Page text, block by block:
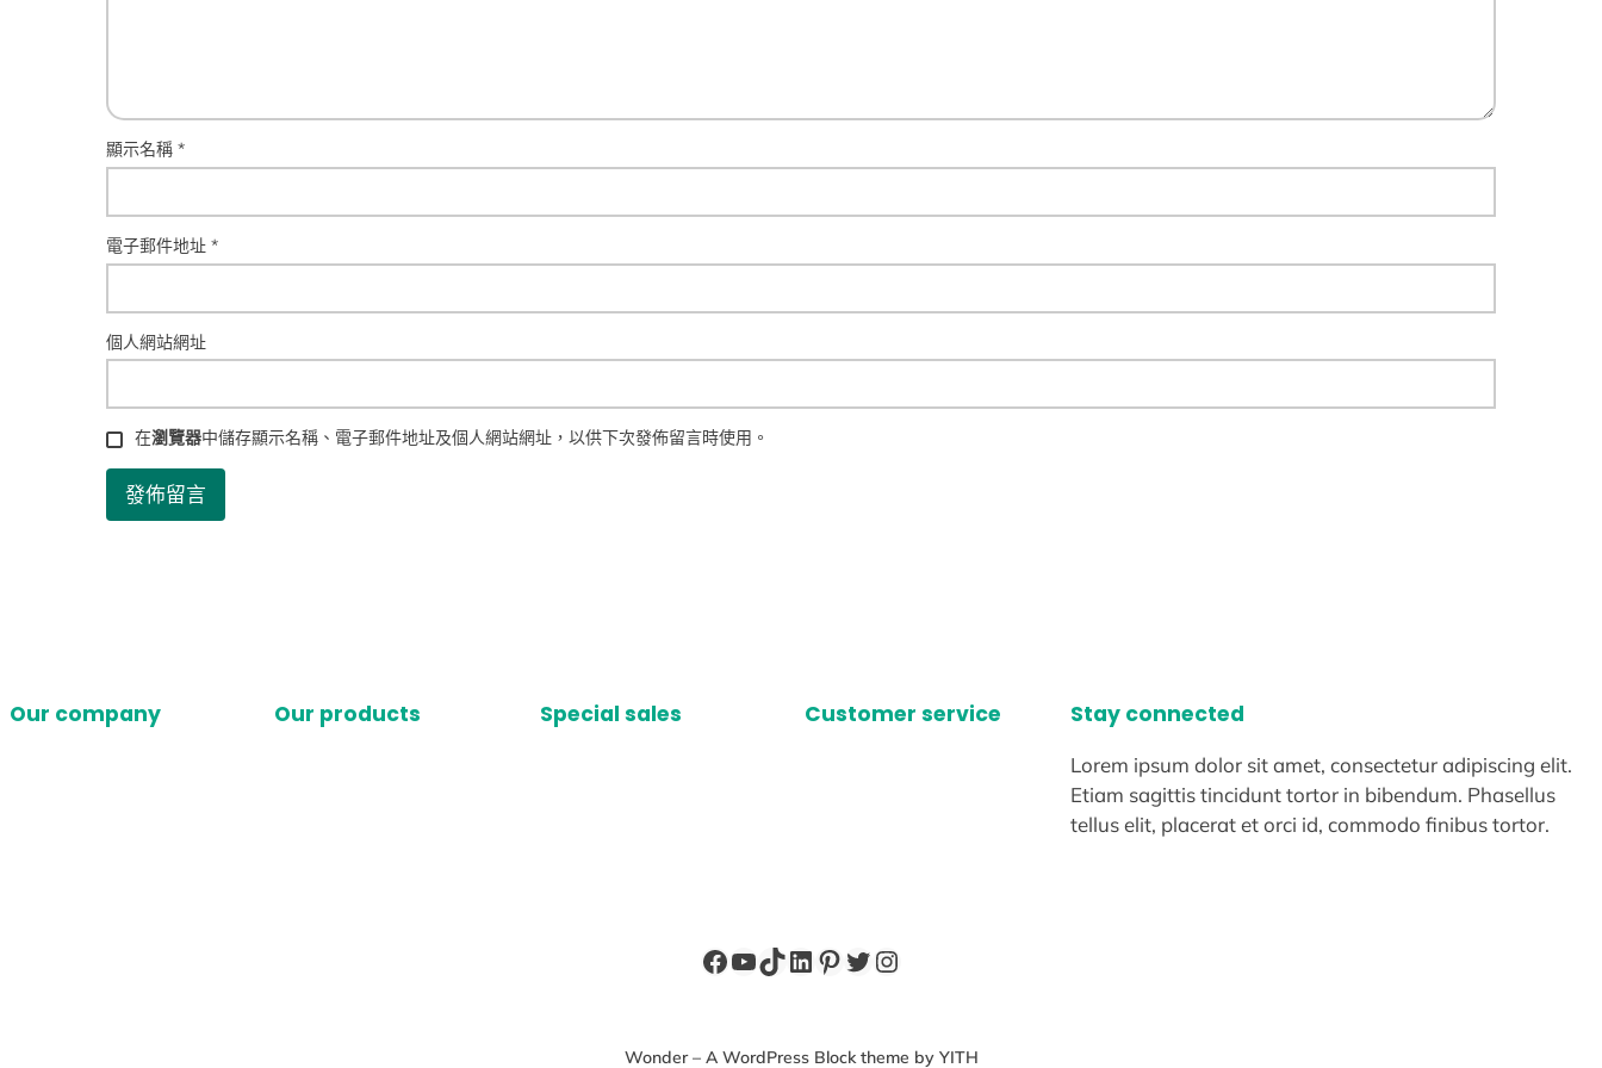
顯示名稱 *
電子郵件地址 *
個人網站網址
在瀏覽器中儲存顯示名稱、電子郵件地址及個人網站網址，以供下次發佈留言時使用。
Our company Our products Special sales Customer service Stay connected
Lorem ipsum dolor sit amet, consectetur adipiscing elit.
Etiam sagittis tincidunt tortor in bibendum. Phasellus
tellus elit, placerat et orci id, commodo finibus tortor.
Facebook
YouTube
TikTok
LinkedIn
Pinterest
X Instagram
Wonder – A WordPress Block theme by YITH